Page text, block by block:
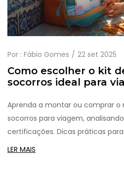
Por : Fábio Gomes 22 set 2025
Como escolher o kit
socorros ideal para
Aprenda a montar ou comprar o
socorros para viagem,
certificações. Dicas práticas
destinos.
LER MAIS